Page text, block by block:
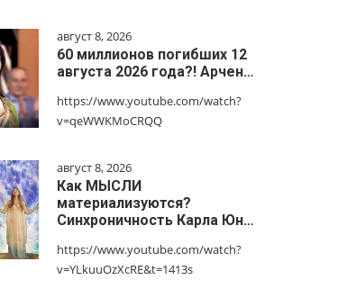
август 8, 2026
60 миллионов погибших 12
августа 2026 года?! Арчен…
https://www.youtube.com/watch?
v=qeWWKMoCRQQ
август 8, 2026
Как МЫСЛИ
материализуются?
Синхроничность Карла Юн…
https://www.youtube.com/watch?
v=YLkuuOzXcRE&t=1413s